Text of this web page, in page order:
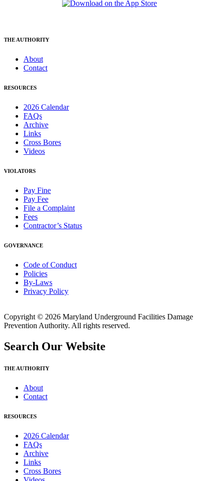
THE AUTHORITY
About
Contact
RESOURCES
2026 Calendar
FAQs
Archive
Links
Cross Bores
Videos
VIOLATORS
Pay Fine
Pay Fee
File a Complaint
Fees
Contractor’s Status
GOVERNANCE
Code of Conduct
Policies
By-Laws
Privacy Policy
Copyright © 2026 Maryland Underground Facilities Damage
Prevention Authority. All rights reserved.
Search Our Website
THE AUTHORITY
About
Contact
RESOURCES
2026 Calendar
FAQs
Archive
Links
Cross Bores